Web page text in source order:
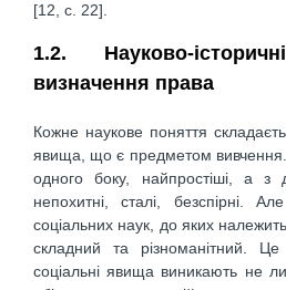
[12, с. 22].
1.2. Науково-
визначення права
Кожне наукове поняття
явища, що є предметом
одного боку, найпростіші, а з
непохитні, сталі, безспірні.
соціальних наук, до яких
складний та різноманітний.
соціальні явища виникають не